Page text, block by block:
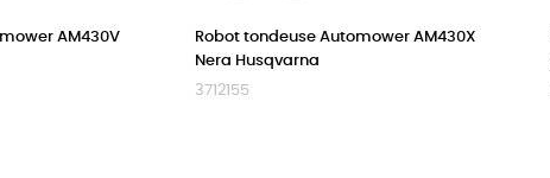
AM430V
Robot tondeuse Automower AM430X
Nera Husqvarna
3712155